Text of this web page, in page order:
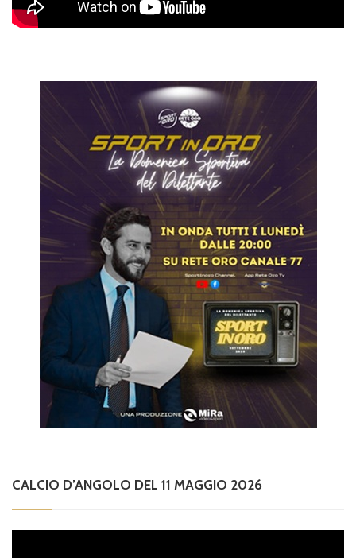
CALCIO D’ANGOLO DEL 11 MAGGIO 2026